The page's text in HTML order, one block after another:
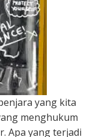
yang kita
menghukum
Apa yang terjadi